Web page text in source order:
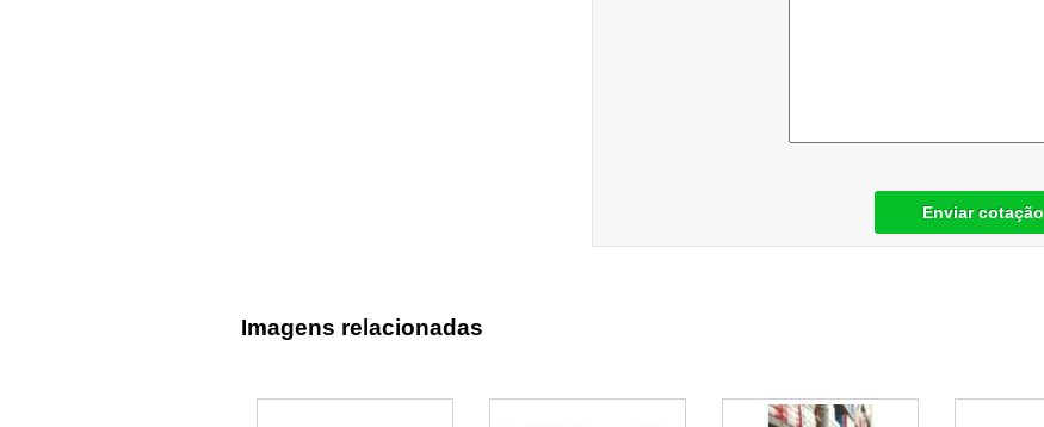
Enviar cotação
Imagens relacionadas